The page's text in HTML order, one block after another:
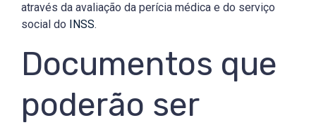
através da avaliação da perícia médica e do serviço
social do INSS.
Documentos que
poderão ser